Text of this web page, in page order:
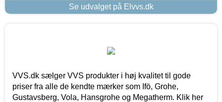
Se udvalget på Elvvs.dk
VVS.dk sælger VVS produkter i høj kvalitet til gode
priser fra alle de kendte mærker som Ifö, Grohe,
Gustavsberg, Vola, Hansgrohe og Megatherm. Klik her